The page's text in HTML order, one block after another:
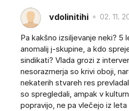
vdolinitihi 02. 11.
Pa kakšno izsiljevanje neki? 5
anomalij j-skupine, a kdo
sindikati? Vlada grozi z
nesorazmerja so krivi oboji,
nekaterih stvareh res
so spregledali, ampak v
popravijo, ne pa vlečejo iz